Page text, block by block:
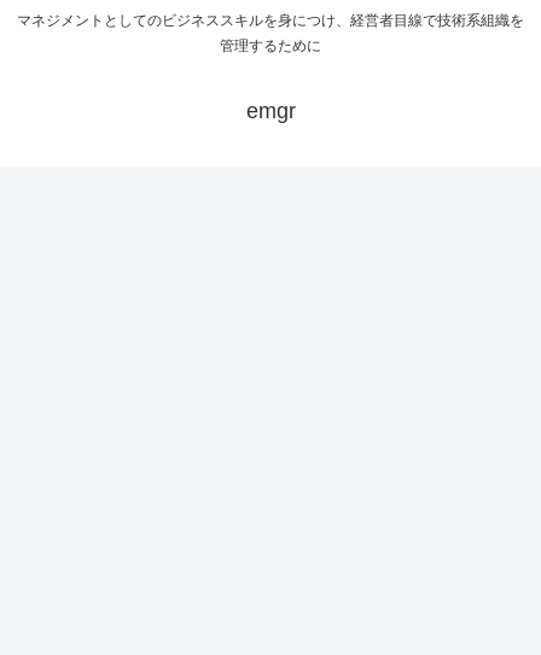
マネジメントとしてのビジネススキルを身につけ、経営者目線で技術系組織を
管理するために
emgr